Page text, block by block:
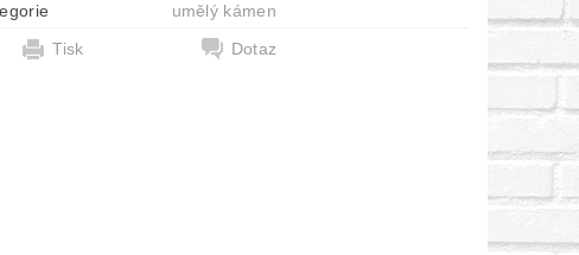
umělý kámen
Tisk
Dotaz